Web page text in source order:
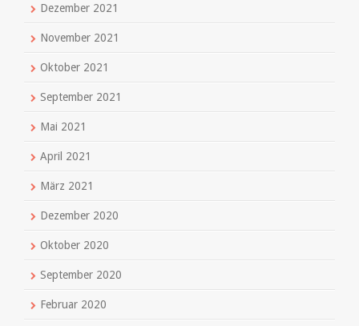
Dezember 2021
November 2021
Oktober 2021
September 2021
Mai 2021
April 2021
März 2021
Dezember 2020
Oktober 2020
September 2020
Februar 2020